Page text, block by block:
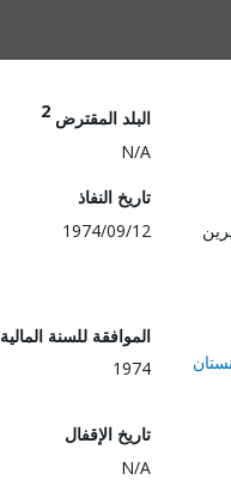
البلد المقترض 2
N/A
تاريخ النفاذ
1974/09/12
الموافقة للسنة المالية
1974
تاريخ الإقفال
N/A